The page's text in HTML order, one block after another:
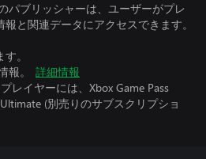
パブリッシャーは、ユーザーがプレ
と関連データにアクセスできます。
。
。
詳細情報
レイヤーには、Xbox Game Pass
(別売りのサブスクリプショ